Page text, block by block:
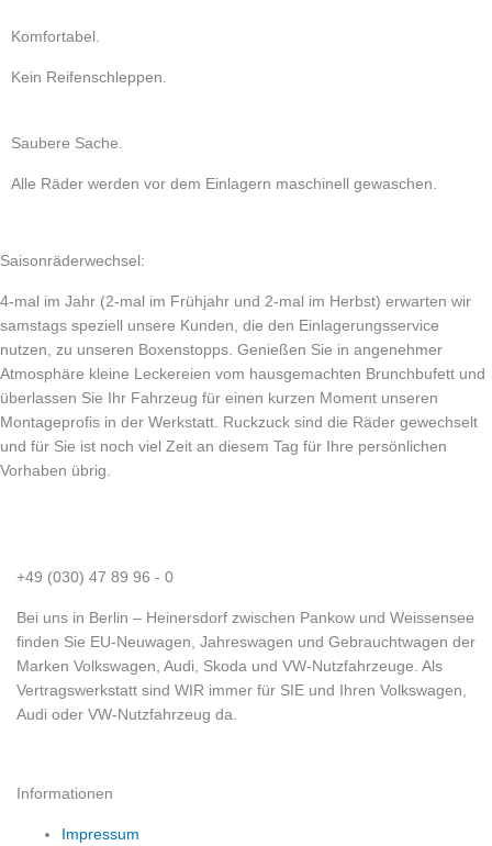
Komfortabel.
Kein Reifenschleppen.
Saubere Sache.
Alle Räder werden vor dem Einlagern maschinell gewaschen.
Saisonräderwechsel:
4-mal im Jahr (2-mal im Frühjahr und 2-mal im Herbst) erwarten wir
samstags speziell unsere Kunden, die den Einlagerungsservice
nutzen, zu unseren Boxenstopps. Genießen Sie in angenehmer
Atmosphäre kleine Leckereien vom hausgemachten Brunchbufett und
überlassen Sie Ihr Fahrzeug für einen kurzen Moment unseren
Montageprofis in der Werkstatt. Ruckzuck sind die Räder gewechselt
und für Sie ist noch viel Zeit an diesem Tag für Ihre persönlichen
Vorhaben übrig.
+49 (030) 47 89 96 - 0
Bei uns in Berlin – Heinersdorf zwischen Pankow und Weissensee
finden Sie EU-Neuwagen, Jahreswagen und Gebrauchtwagen der
Marken Volkswagen, Audi, Skoda und VW-Nutzfahrzeuge. Als
Vertragswerkstatt sind WIR immer für SIE und Ihren Volkswagen,
Audi oder VW-Nutzfahrzeug da.
Informationen
Impressum